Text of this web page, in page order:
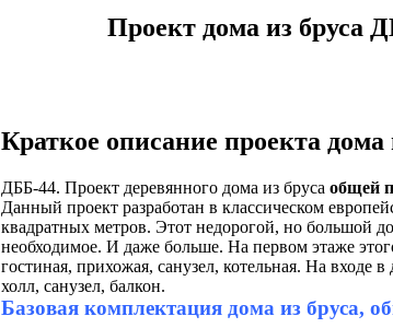
Проект дома из бруса
Краткое описание проекта
ДББ-44. Проект деревянного дома из бруса общей
Данный проект разработан в классическом
квадратных метров. Этот недорогой, но большой
необходимое. И даже больше. На первом этаже
гостиная, прихожая, санузел, котельная. На входе
холл, санузел, балкон.
Базовая комплектация дома из бруса,